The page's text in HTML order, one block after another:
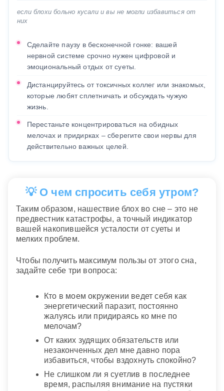
если блохи больно кусали и вы не могли избавиться от
них
Сделайте паузу в бесконечной гонке: вашей
нервной системе срочно нужен цифровой и
эмоциональный отдых от суеты.
Дистанцируйтесь от токсичных коллег или знакомых,
которые любят сплетничать и обсуждать чужую
жизнь.
Перестаньте концентрироваться на обидных
мелочах и придирках – сберегите свои нервы для
действительно важных целей.
💡 О чем спросить себя утром?
Таким образом, нашествие блох во сне – это не
предвестник катастрофы, а точный индикатор
вашей накопившейся усталости от суеты и
мелких проблем.
Чтобы получить максимум пользы от этого сна,
задайте себе три вопроса:
Кто в моем окружении ведет себя как
энергетический паразит, постоянно
жалуясь или придираясь ко мне по
мелочам?
От каких зудящих обязательств или
незаконченных дел мне давно пора
избавиться, чтобы вздохнуть спокойно?
Не слишком ли я суетлив в последнее
время, распыляя внимание на пустяки